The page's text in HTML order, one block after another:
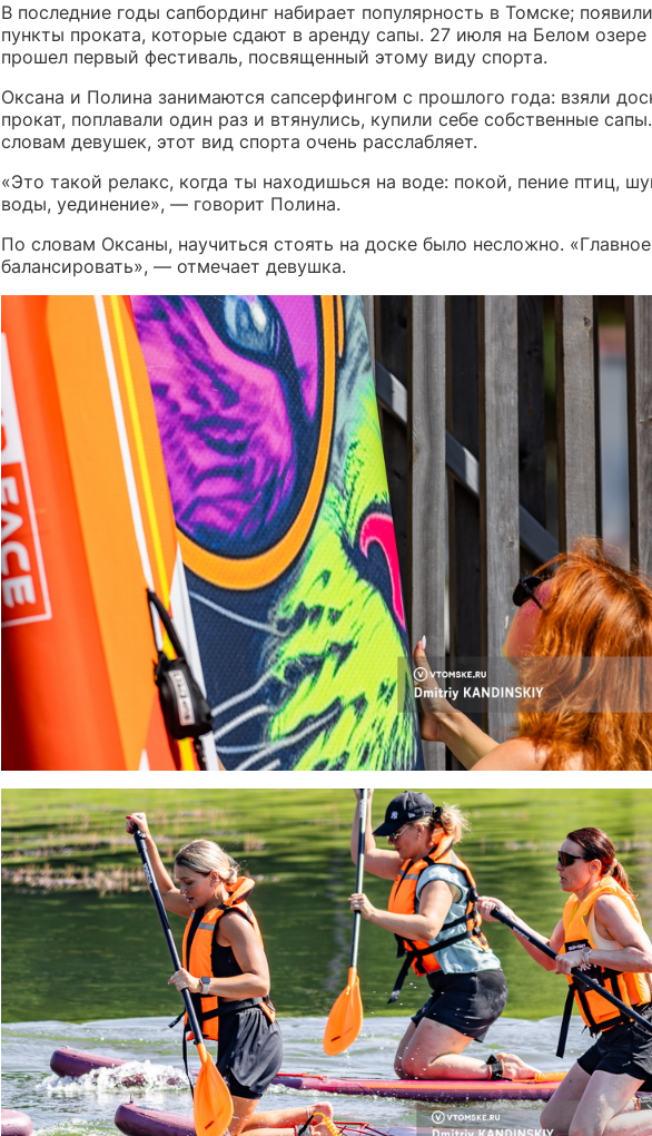
В последние годы сапбординг набирает популярность в Томске;
пункты проката, которые сдают в аренду сапы. 27 июля на Белом озере
прошел первый фестиваль, посвященный этому виду спорта.
Оксана и Полина занимаются сапсерфингом с прошлого года: взяли
прокат, поплавали один раз и втянулись, купили себе собственные
словам девушек, этот вид спорта очень расслабляет.
«Это такой релакс, когда ты находишься на воде: покой, пение птиц,
воды, уединение», — говорит Полина.
По словам Оксаны, научиться стоять на доске было несложно.
балансировать», — отмечает девушка.